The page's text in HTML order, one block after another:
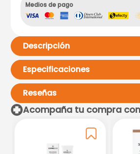
Medios de pago
Descripción
Especificaciones
Reseñas
Por favor, inicia
escribir un
Acompaña tu compra con